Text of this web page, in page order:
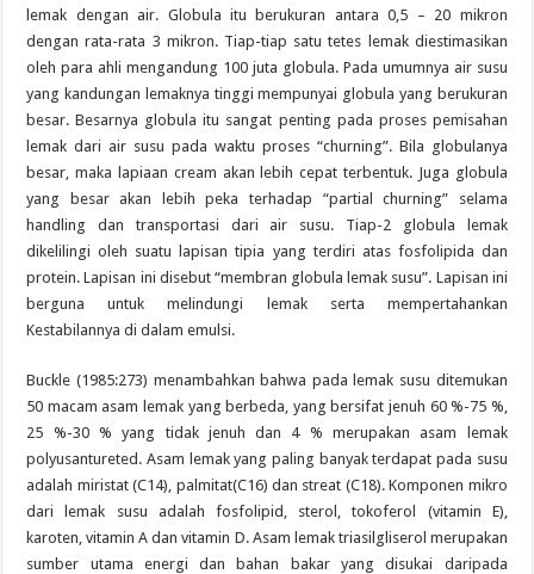
lemak dengan air. Globula itu berukuran antara 0,5 – 20 mikron
dengan rata-rata 3 mikron. Tiap-tiap satu tetes lemak diestimasikan
oleh para ahli mengandung 100 juta globula. Pada umumnya air susu
yang kandungan lemaknya tinggi mempunyai globula yang berukuran
besar. Besarnya globula itu sangat penting pada proses pemisahan
lemak dari air susu pada waktu proses “churning”. Bila globulanya
besar, maka lapiaan cream akan lebih cepat terbentuk. Juga globula
yang besar akan lebih peka terhadap “partial churning” selama
handling dan transportasi dari air susu. Tiap-2 globula lemak
dikelilingi oleh suatu lapisan tipia yang terdiri atas fosfolipida dan
protein. Lapisan ini disebut “membran globula lemak susu”. Lapisan ini
berguna untuk melindungi lemak serta mempertahankan
Kestabilannya di dalam emulsi.
Buckle (1985:273) menambahkan bahwa pada lemak susu ditemukan
50 macam asam lemak yang berbeda, yang bersifat jenuh 60 %-75 %,
25 %-30 % yang tidak jenuh dan 4 % merupakan asam lemak
polyusantureted. Asam lemak yang paling banyak terdapat pada susu
adalah miristat (C14), palmitat(C16) dan streat (C18). Komponen mikro
dari lemak susu adalah fosfolipid, sterol, tokoferol (vitamin E),
karoten, vitamin A dan vitamin D. Asam lemak triasilgliserol merupakan
sumber utama energi dan bahan bakar yang disukai daripada